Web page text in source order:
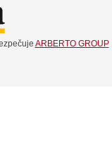
ARBERTO GROUP